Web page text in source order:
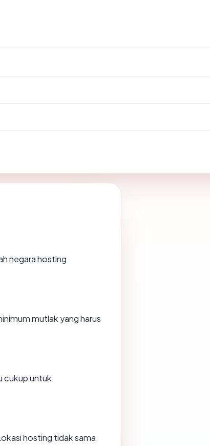
negara hosting
mutlak yang harus
cukup untuk
hosting tidak sama